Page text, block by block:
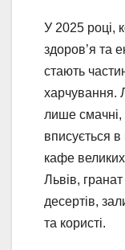
У 2025 році,
здоров’я та
стають
харчування.
лише смачні,
вписується
кафе великих
Львів,
десертів,
та користі.